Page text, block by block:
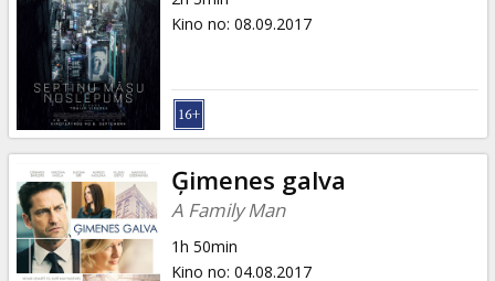
Kino no: 08.09.2017
Ģimenes galva
A Family Man
1h 50min
Kino no: 04.08.2017